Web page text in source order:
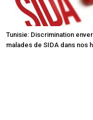
Tunisie: Discrimination
malades de SIDA dans nos